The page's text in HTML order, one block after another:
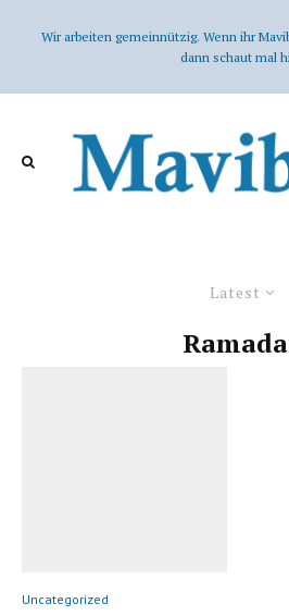
Wir arbeiten gemeinnützig. Wenn ihr
dann schaut mal
Latest
Uncategorized